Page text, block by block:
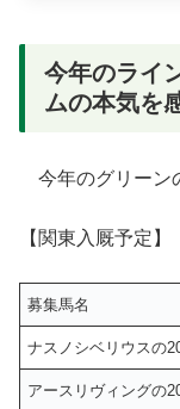
今年のライ
ムの本気を
今年のグリーン
【関東入厩予定】
募集馬名
ナスノシベリウスの
アースリヴィングの